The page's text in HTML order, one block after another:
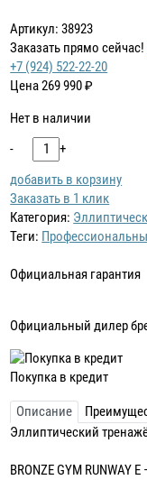
Артикул: 38923
Заказать прямо сейчас!
+7 (924) 522-22-20
Цена269 990₽
Нет в наличии
-
+
добавить в корзину
Заказать в 1 клик
Категория:
Теги:
Официальная гарантия
Официальный дилер
Покупка в кредит
Описание
Эллиптический
BRONZE GYM